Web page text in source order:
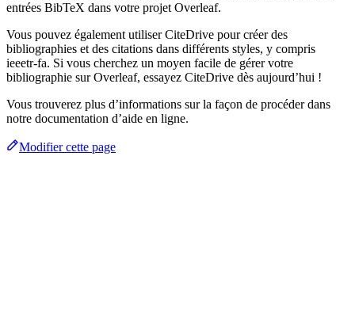
entrées BibTeX dans votre projet Overleaf.
Vous pouvez également utiliser CiteDrive pour créer des
bibliographies et des citations dans différents styles, y compris
ieeetr-fa. Si vous cherchez un moyen facile de gérer votre
bibliographie sur Overleaf, essayez CiteDrive dès aujourd’hui !
Vous trouverez plus d’informations sur la façon de procéder dans
notre documentation d’aide en ligne.
Modifier cette page